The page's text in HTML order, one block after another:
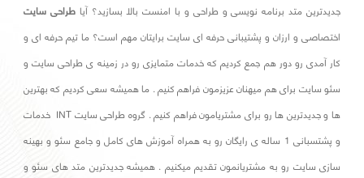
جدیدترین متد برنامه نویسی و طراحی و با امنست بالا بسازید؟ آیاطراحی سایت
اختصاصی و ارزان و پشتیبانی حرفه ای سایت برایتان مهم است؟ ما تیم حرفه ای و
کار آمدی رو دور هم جمع کردیم که خدمات متمایزی رو در زمینه ی طراحی سایت و
سئو سایت برای هم میهنان عزیزمون فراهم کنیم . ما همیشه سعی کردیم که بهترین
ها و جدیدترین ها رو برای مشتریامون فراهم کنیم . گروه طراحی سایت INT خدمات
و پشتسبانی 1 ساله ی رایگان رو به همراه آموزش های کامل و جامع سئو و بهینه
سازی سایت رو به مشتریانمون تقدیم میکنیم . همیشه جدیدترین متد های سئو و